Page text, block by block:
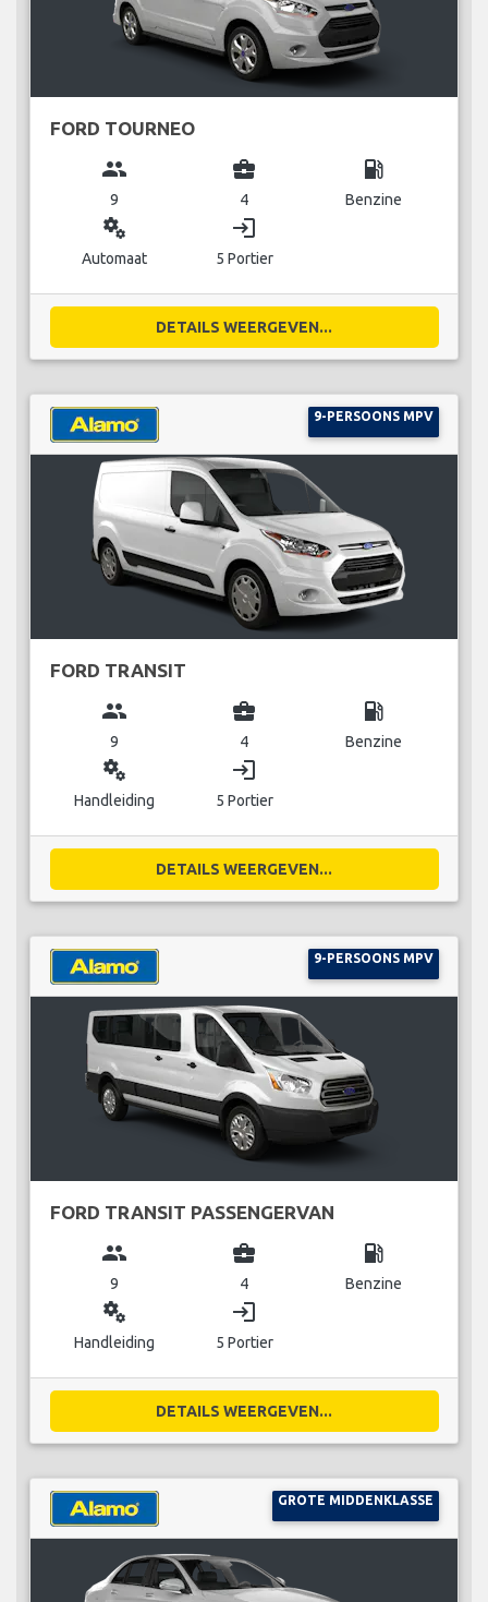
FORD TOURNEO
group
9
business_center
4
local_gas_station
Benzine
miscellaneous_services
Automaat
login
5 Portier
DETAILS WEERGEVEN...
9-PERSOONS MPV
FORD TRANSIT
group
9
business_center
4
local_gas_station
Benzine
miscellaneous_services
Handleiding
login
5 Portier
DETAILS WEERGEVEN...
9-PERSOONS MPV
FORD TRANSIT PASSENGERVAN
group
9
business_center
4
local_gas_station
Benzine
miscellaneous_services
Handleiding
login
5 Portier
DETAILS WEERGEVEN...
GROTE MIDDENKLASSE